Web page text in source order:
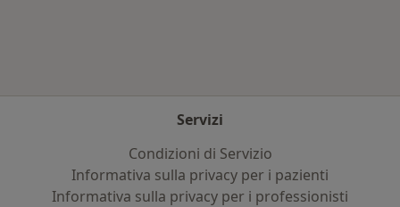
Servizi
Condizioni di Servizio
Informativa sulla privacy per i pazienti
Informativa sulla privacy per i professionisti